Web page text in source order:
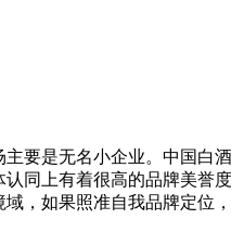
是无名小企业。中国白
同上有着很高的品牌美誉
，如果照准自我品牌定位